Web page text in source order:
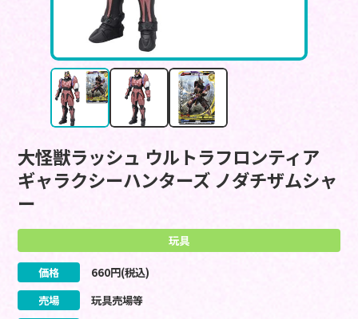
大怪獣ラッシュ ウルトラフロンティア
ギャラクシーハンターズ ノダチザムシャ
ー
玩具
価格 660円(税込)
売場
玩具売場等